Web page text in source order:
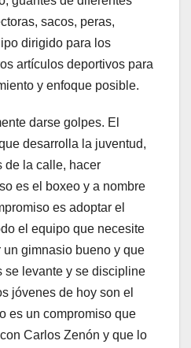
sacos, peras,
dirigido para los
artículos deportivos para
y enfoque posible.
darse golpes. El
desarrolla la juventud,
de la calle, hacer
es el boxeo y a nombre
es adoptar el
el equipo que necesite
gimnasio bueno y que
se levante y se discipline
jóvenes de hoy son el
es un compromiso que
Carlos Zenón y que lo